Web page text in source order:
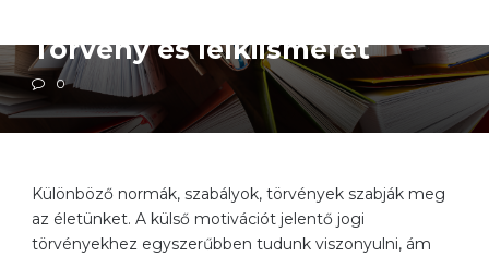
Törvény és lelkiismeret
0
Különböző normák, szabályok, törvények szabják meg
az életünket. A külső motivációt jelentő jogi
törvényekhez egyszerűbben tudunk viszonyulni, ám